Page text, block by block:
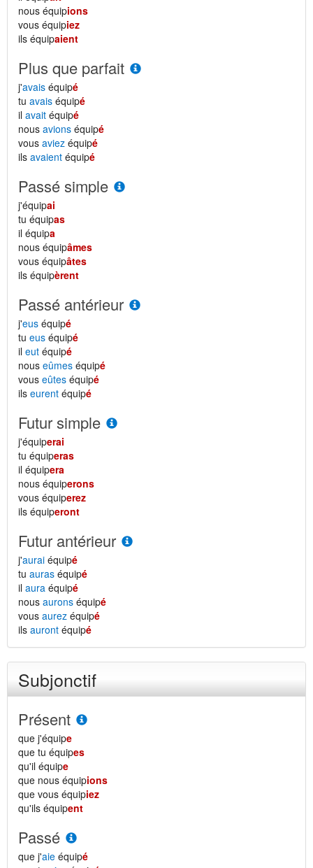
nous équipions
vous équipiez
ils équipaient
Plus que parfait
j'avais équipé
tu avais équipé
il avait équipé
nous avions équipé
vous aviez équipé
ils avaient équipé
Passé simple
j'équipai
tu équipas
il équipa
nous équipâmes
vous équipâtes
ils équipèrent
Passé antérieur
j'eus équipé
tu eus équipé
il eut équipé
nous eûmes équipé
vous eûtes équipé
ils eurent équipé
Futur simple
j'équiperai
tu équiperas
il équipera
nous équiperons
vous équiperez
ils équiperont
Futur antérieur
j'aurai équipé
tu auras équipé
il aura équipé
nous aurons équipé
vous aurez équipé
ils auront équipé
Subjonctif
Présent
que j'équipe
que tu équipes
qu'il équipe
que nous équipions
que vous équipiez
qu'ils équipent
Passé
que j'aie équipé